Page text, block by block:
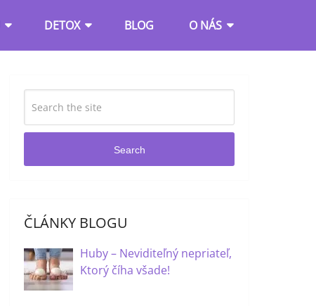
DETOX BLOG O NÁS
Search
ČLÁNKY BLOGU
Huby – Neviditeľný nepriateľ,
Ktorý číha všade!